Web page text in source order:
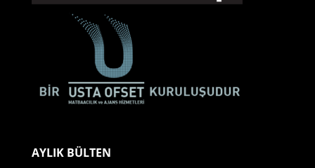
AYLIK BÜLTEN